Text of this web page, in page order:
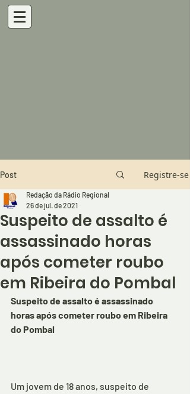
Post Registre-se
Suspeito de assalto é
assassinado horas
após cometer roubo
em Ribeira do Pombal
Redação da Rádio Regional
26 de jul. de 2021
Suspeito de assalto é assassinado
horas após cometer roubo em Ribeira
do Pombal
Um jovem de 18 anos, suspeito de